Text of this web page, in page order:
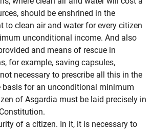
should be enshrined in the
to clean air and water for every citizen
unconditional income. And also
and means of rescue in
for example, saving capsules,
not necessary to prescribe all this in the
basis for an unconditional minimum
of Asgardia must be laid precisely in
of a citizen. In it, it is necessary to